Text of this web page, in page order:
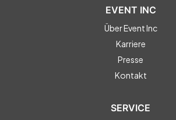
EVENT INC
Über Event Inc
Karriere
Presse
Kontakt
SERVICE